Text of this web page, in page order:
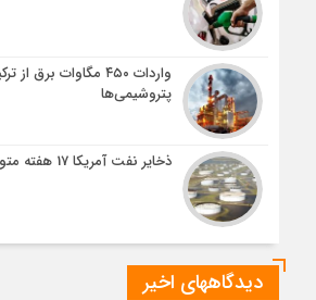
واردات ۴۵۰ مگاوات برق
پتروشیمی‌ها
ذخایر نفت آمریکا 17 هفته متوالی آب رفت
دیدگاههای اخیر